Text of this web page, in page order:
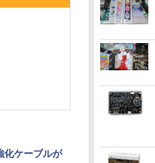
化ケーブルが